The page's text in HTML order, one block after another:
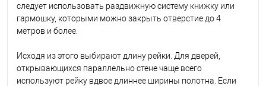
следует использовать раздвижную систему книжку или
гармошку, которыми можно закрыть отверстие до 4
метров и более.
Исходя из этого выбирают длину рейки. Для дверей,
открывающихся параллельно стене чаще всего
используют рейку вдвое длиннее ширины полотна. Если